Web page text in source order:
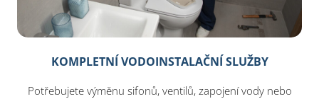
KOMPLETNÍ VODOINSTALAČNÍ SLUŽBY
Potřebujete výměnu sifonů, ventilů, zapojení vody nebo